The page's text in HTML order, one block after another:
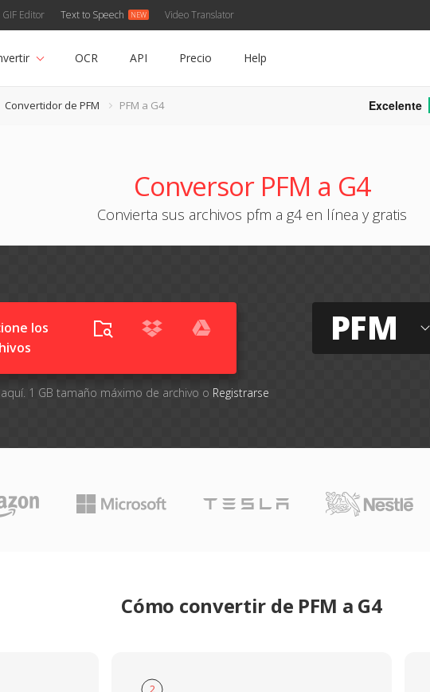
GIF Editor Text to Speech Video Translator
OCR API Precio Help
Convertidor de PFM PFM a G4 Excelente
Conversor PFM a G4
Convierta sus archivos pfm a g4 en línea y gratis
los
1 GB tamaño máximo de archivo o Registrarse
PFM
Cómo convertir de PFM a G4